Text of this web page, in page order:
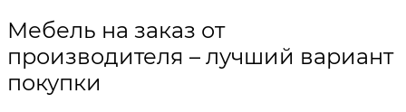
Мебель на заказ от
производителя – лучший вариант
покупки